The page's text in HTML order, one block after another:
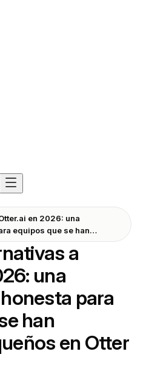
en 2026: una
equipos que se han
a
una
para
han
en Otter